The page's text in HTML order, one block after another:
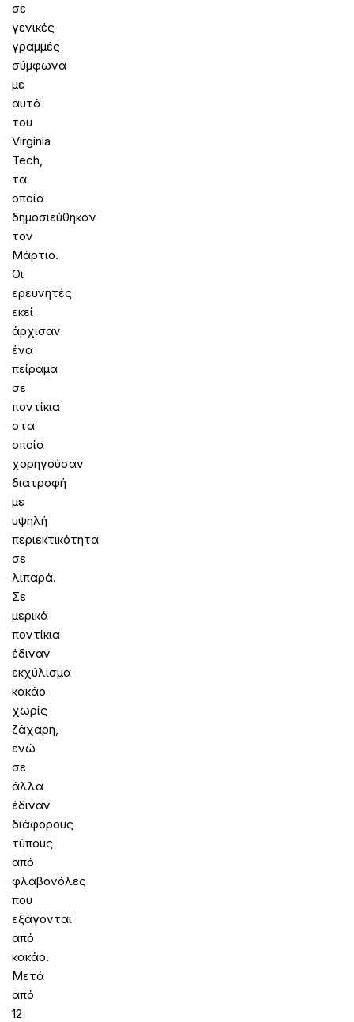
σε
γενικές
γραμμές
σύμφωνα
με
αυτά
του
Virginia
Tech,
τα
οποία
δημοσιεύθηκαν
τον
Μάρτιο.
Οι
ερευνητές
εκεί
άρχισαν
ένα
πείραμα
σε
ποντίκια
στα
οποία
χορηγούσαν
διατροφή
με
υψηλή
περιεκτικότητα
σε
λιπαρά.
Σε
μερικά
ποντίκια
έδιναν
εκχύλισμα
κακάο
χωρίς
ζάχαρη,
ενώ
σε
άλλα
έδιναν
διάφορους
τύπους
από
φλαβονόλες
που
εξάγονται
από
κακάο.
Μετά
από
12